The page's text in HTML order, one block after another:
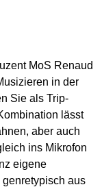
MoS Renaud
in der
Sie als Trip-
lässt
aber auch
ins Mikrofon
eigene
aus